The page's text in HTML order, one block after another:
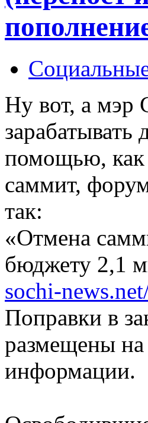
Ну вот, а мэр
зарабатывать
помощью, как
саммит,
так:
«Отмена
бюджету 2,1
sochi-
Поправки в
размещены на
информации.